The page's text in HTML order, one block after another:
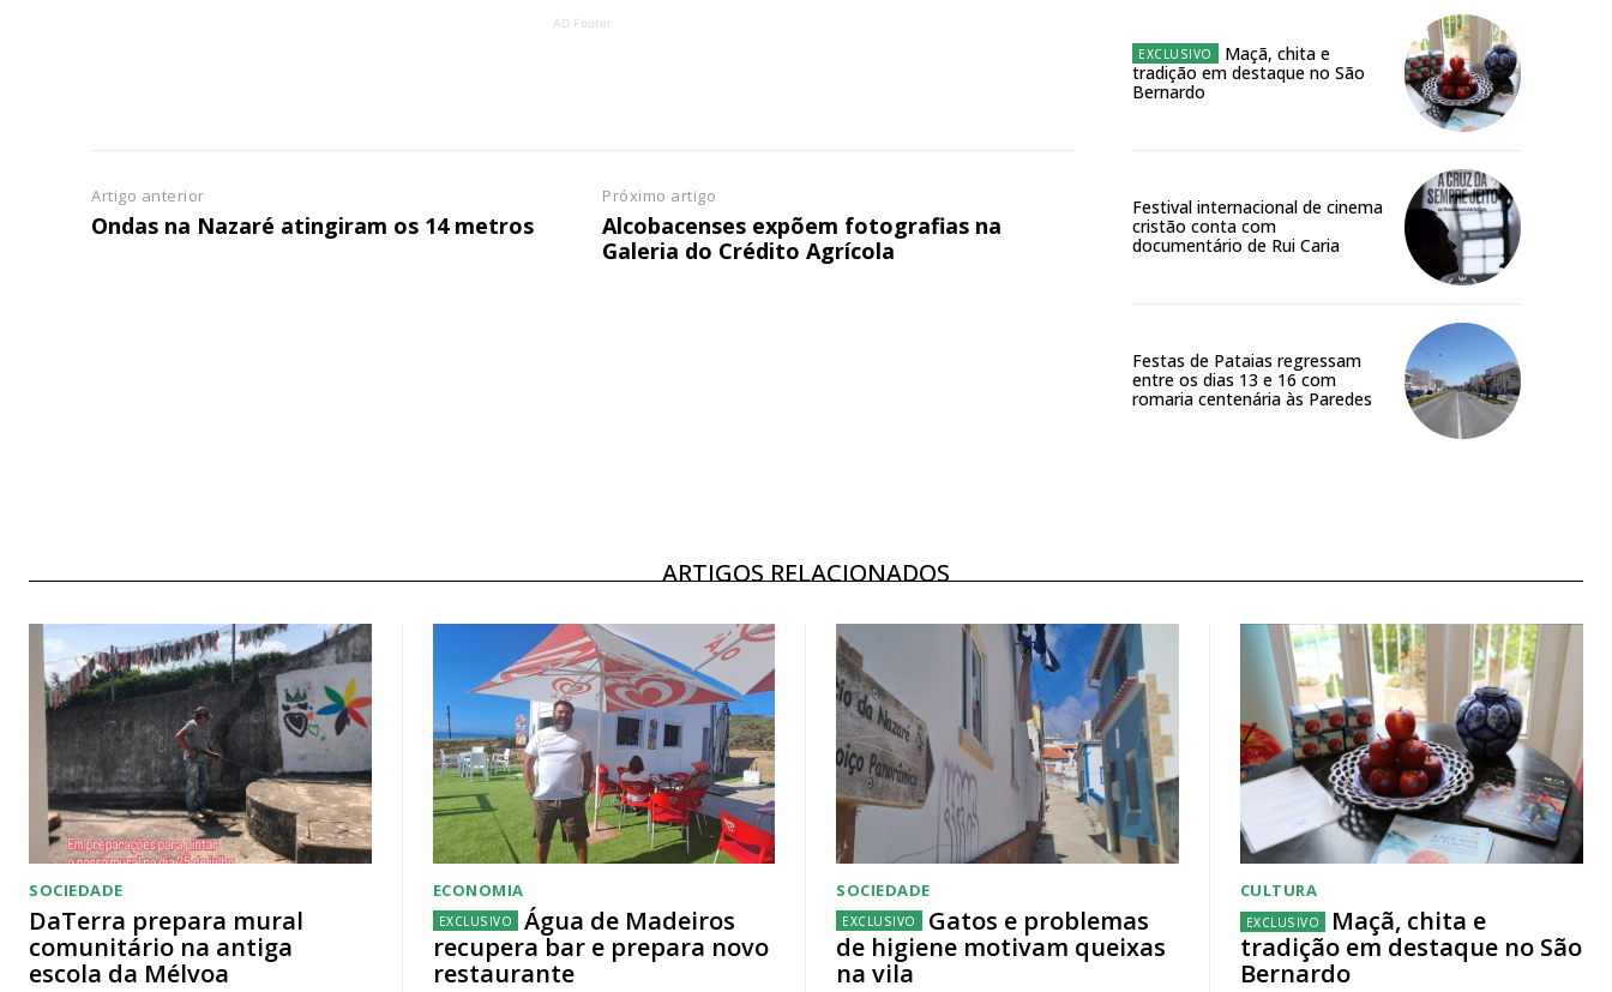
AD Footer
Artigo anterior
Ondas na Nazaré atingiram os 14 metros
Próximo artigo
Alcobacenses expõem fotografias na
Galeria do Crédito Agrícola
Maçã, chita e
tradição em destaque no São
Bernardo
Festival internacional de cinema
cristão conta com
documentário de Rui Caria
Festas de Pataias regressam
entre os dias 13 e 16 com
romaria centenária às Paredes
ARTIGOS RELACIONADOS
SOCIEDADE
DaTerra prepara mural
comunitário na antiga
escola da Mélvoa
ECONOMIA
Água de Madeiros
recupera bar e prepara novo
restaurante
SOCIEDADE
Gatos e problemas
de higiene motivam queixas
na vila
CULTURA
Maçã, chita e
tradição em destaque no São
Bernardo